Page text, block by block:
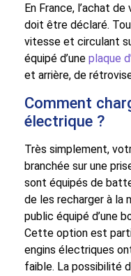
En France, l’achat
doit être déclaré.
vitesse et circulant
équipé d’une plaque
et arrière, de
Comment
électrique ?
Très simplement,
branchée sur une
sont équipés de
de les recharger à la
public équipé d’une
Cette option est
engins électriques
faible. La possibilité